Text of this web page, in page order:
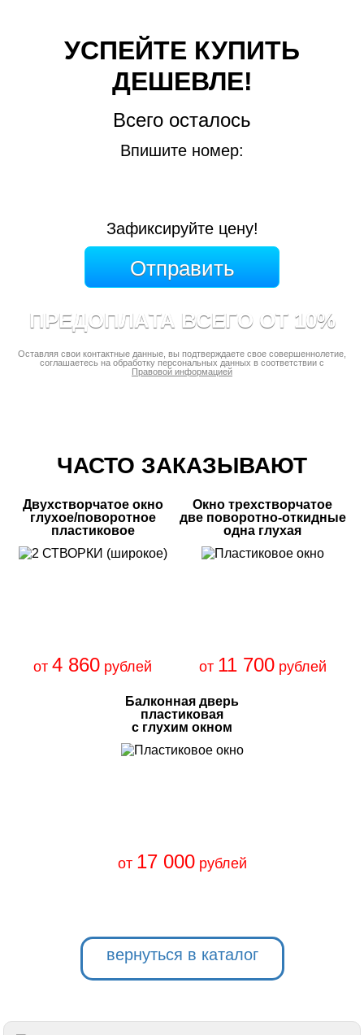
УСПЕЙТЕ КУПИТЬ
ДЕШЕВЛЕ!
Всего осталось
Впишите номер:
Зафиксируйте цену!
ПРЕДОПЛАТА ВСЕГО ОТ 10%
Оставляя свои контактные данные, вы подтверждаете свое совершеннолетие,
соглашаетесь на обработку персональных данных в соответствии с
Правовой информацией
ЧАСТО ЗАКАЗЫВАЮТ
Двухстворчатое окно
глухое/поворотное
пластиковое
от 4 860 рублей
Окно трехстворчатое
две поворотно-откидные
одна глухая
от 11 700рублей
Балконная дверь
пластиковая
с глухим окном
от 17 000рублей
вернуться в каталог